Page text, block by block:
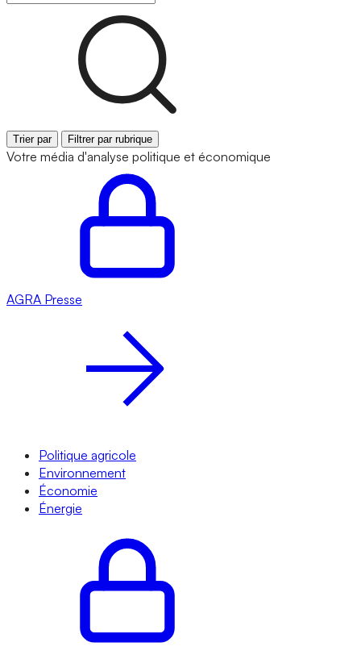
Trier par Filtrer par rubrique
Votre média d'analyse politique et économique
AGRA Presse
Politique agricole
Environnement
Économie
Énergie